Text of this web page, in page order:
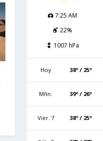
7:25 AM
22%
1007 hPa
Hoy 38º / 25º
Mñn. 39º / 26º
Vier. 7 38º / 25º